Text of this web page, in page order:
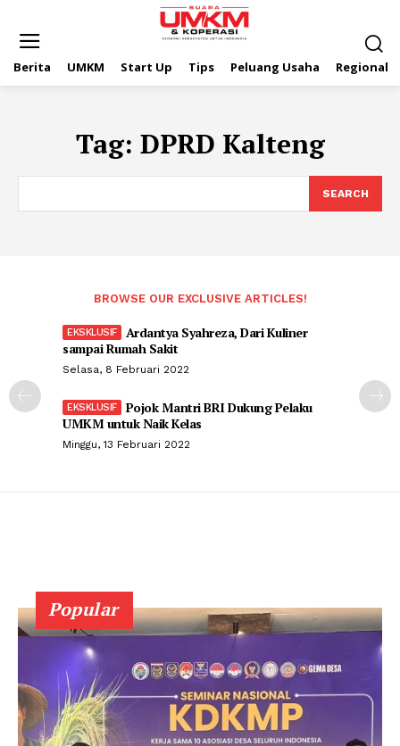
Berita UMKM Start Up Tips Peluang Usaha Regional
Tag: DPRD Kalteng
SEARCH
BROWSE OUR EXCLUSIVE ARTICLES!
Ardantya Syahreza, Dari Kuliner
sampai Rumah Sakit
Selasa, 8 Februari 2022
Pojok Mantri BRI Dukung Pelaku
UMKM untuk Naik Kelas
Minggu, 13 Februari 2022
Popular